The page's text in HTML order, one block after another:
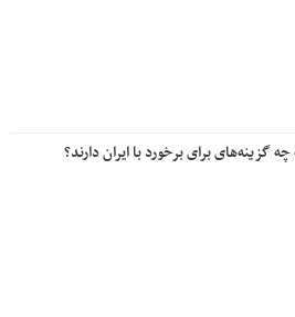
چه گزینه‌های برای برخورد با ایران دارند؟